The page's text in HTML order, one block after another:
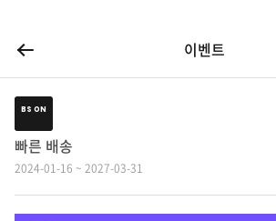
이벤트
BS ON
빠른 배송
2024-01-16 ~ 2027-03-31